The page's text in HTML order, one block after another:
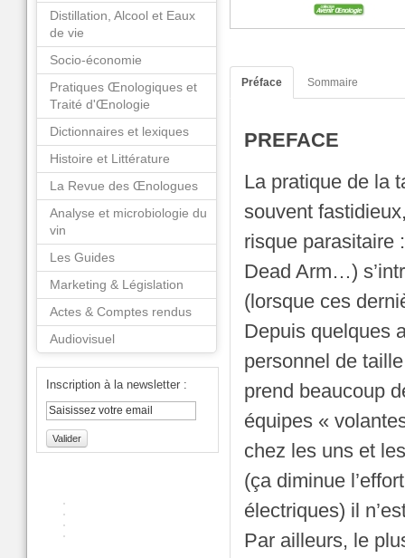
Préface Sommaire
PREFACE
La pratique de la
souvent
risque parasitaire
Dead Arm…)
(lorsque ces
Depuis quelques
personnel de
prend beaucoup
équipes «
chez les uns et
(ça diminue
électriques) il
Par ailleurs, le
Distillation, Alcool et Eaux
de vie
Socio-économie
Pratiques Œnologiques et
Traité d'Œnologie
Dictionnaires et lexiques
Histoire et Littérature
La Revue des Œnologues
Analyse et microbiologie du
vin
Les Guides
Marketing & Législation
Actes & Comptes rendus
Audiovisuel
Inscription à la newsletter :
Valider